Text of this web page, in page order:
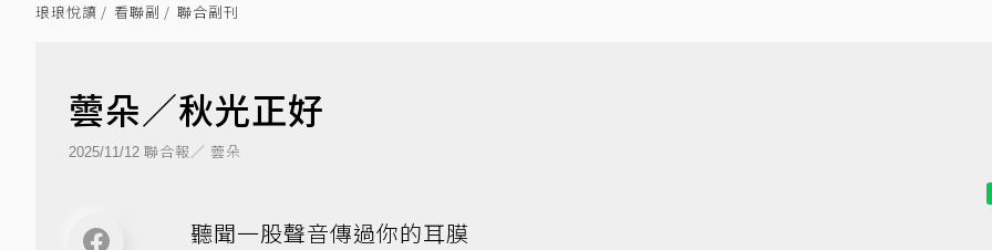
琅琅悅讀 看聯副 聯合副刊
蕓朵／秋光正好
2025/11/12 聯合報／ 蕓朵
聽聞一股聲音傳過你的耳膜